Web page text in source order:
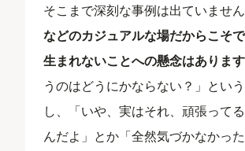
そこまで深刻な事例は出ていません
などのカジュアルな場だからこそ
生まれないことへの懸念はあります
うのはどうにかならない？」とい
し、「いや、実はそれ、頑張って
んだよ」とか「全然気づかなかっ